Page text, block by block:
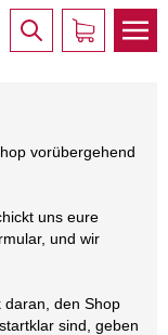
vorübergehend
uns eure
und wir
daran, den Shop
sind, geben